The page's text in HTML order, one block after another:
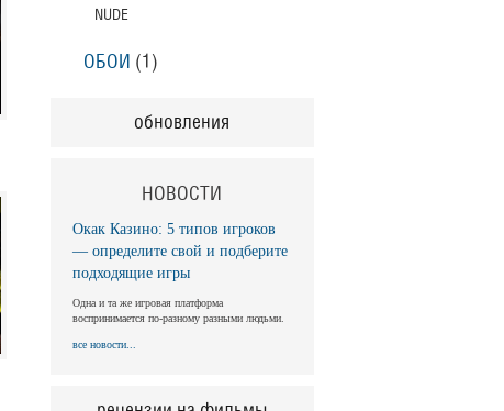
NUDE
ОБОИ (1)
обновления
НОВОСТИ
Окак Казино: 5 типов игроков
— определите свой и подберите
подходящие игры
Одна и та же игровая платформа
воспринимается по-разному разными людьми.
все новости...